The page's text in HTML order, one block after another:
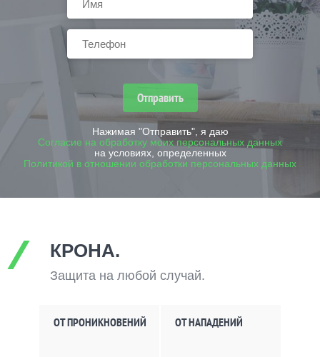
Отправить
Нажимая "Отправить", я даю
Согласие на обработку моих персональных данных
на условиях, определенных
Политикой в отношении обработки персональных данных
КРОНА.
Защита на любой случай.
ОТ ПРОНИКНОВЕНИЙ ОТ НАПАДЕНИЙ